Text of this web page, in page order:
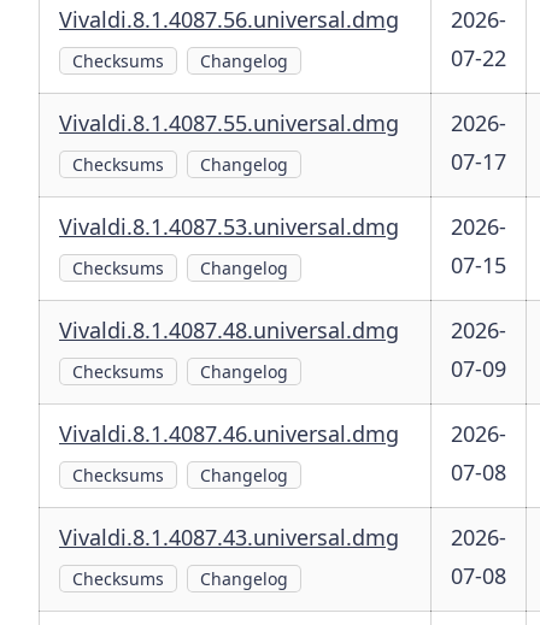
Vivaldi.8.1.4087.56.universal.dmg
Checksums Changelog
2026-
07-22
Vivaldi.8.1.4087.55.universal.dmg
Checksums Changelog
2026-
07-17
Vivaldi.8.1.4087.53.universal.dmg
Checksums Changelog
2026-
07-15
Vivaldi.8.1.4087.48.universal.dmg
Checksums Changelog
2026-
07-09
Vivaldi.8.1.4087.46.universal.dmg
Checksums Changelog
2026-
07-08
Vivaldi.8.1.4087.43.universal.dmg
Checksums Changelog
2026-
07-08